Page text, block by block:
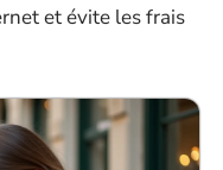
et évite les frais